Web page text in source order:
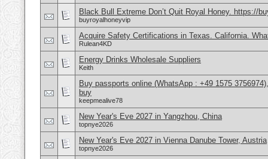
Black Bull Extreme Don’t Quit Royal Honey. https://
buyroyalhoneyvip
Acquire Safety Certifications in Texas. California.
Rulean4KD
Energy Drinks Wholesale Suppliers
Keith
Buy passports online (WhatsApp : +49 1575
buy
keepmealive78
New Year's Eve 2027 in Yangzhou, China
topnye2026
New Year's Eve 2027 in Vienna Danube Tower, Austria
topnye2026